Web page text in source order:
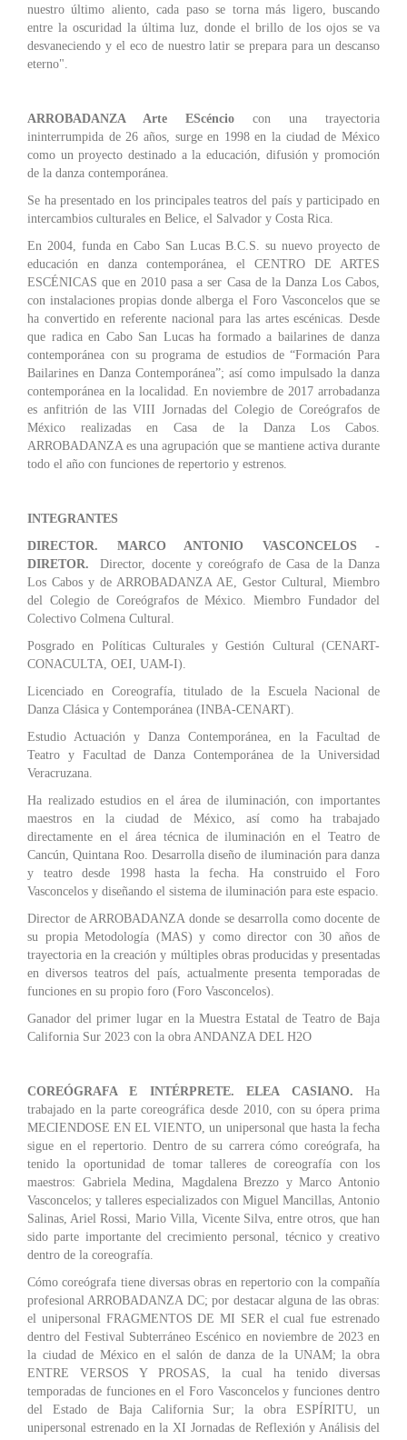
nuestro último aliento, cada paso se torna más ligero, buscando
entre la oscuridad la última luz, donde el brillo de los ojos se va
desvaneciendo y el eco de nuestro latir se prepara para un descanso
eterno".
ARROBADANZA Arte EScéncio con una trayectoria
ininterrumpida de 26 años, surge en 1998 en la ciudad de México
como un proyecto destinado a la educación, difusión y promoción
de la danza contemporánea.
Se ha presentado en los principales teatros del país y participado en
intercambios culturales en Belice, el Salvador y Costa Rica.
En 2004, funda en Cabo San Lucas B.C.S. su nuevo proyecto de
educación en danza contemporánea, el CENTRO DE ARTES
ESCÉNICAS que en 2010 pasa a ser Casa de la Danza Los Cabos,
con instalaciones propias donde alberga el Foro Vasconcelos que se
ha convertido en referente nacional para las artes escénicas. Desde
que radica en Cabo San Lucas ha formado a bailarines de danza
contemporánea con su programa de estudios de “Formación Para
Bailarines en Danza Contemporánea”; así como impulsado la danza
contemporánea en la localidad. En noviembre de 2017 arrobadanza
es anfitrión de las VIII Jornadas del Colegio de Coreógrafos de
México realizadas en Casa de la Danza Los Cabos.
ARROBADANZA es una agrupación que se mantiene activa durante
todo el año con funciones de repertorio y estrenos.
INTEGRANTES
DIRECTOR. MARCO ANTONIO VASCONCELOS -
DIRETOR.Director, docente y coreógrafo de Casa de la Danza
Los Cabos y de ARROBADANZA AE, Gestor Cultural, Miembro
del Colegio de Coreógrafos de México. Miembro Fundador del
Colectivo Colmena Cultural.
Posgrado en Políticas Culturales y Gestión Cultural (CENART-
CONACULTA, OEI, UAM-I).
Licenciado en Coreografía, titulado de la Escuela Nacional de
Danza Clásica y Contemporánea (INBA-CENART).
Estudio Actuación y Danza Contemporánea, en la Facultad de
Teatro y Facultad de Danza Contemporánea de la Universidad
Veracruzana.
Ha realizado estudios en el área de iluminación, con importantes
maestros en la ciudad de México, así como ha trabajado
directamente en el área técnica de iluminación en el Teatro de
Cancún, Quintana Roo. Desarrolla diseño de iluminación para danza
y teatro desde 1998 hasta la fecha. Ha construido el Foro
Vasconcelos y diseñando el sistema de iluminación para este espacio.
Director de ARROBADANZA donde se desarrolla como docente de
su propia Metodología (MAS) y como director con 30 años de
trayectoria en la creación y múltiples obras producidas y presentadas
en diversos teatros del país, actualmente presenta temporadas de
funciones en su propio foro (Foro Vasconcelos).
Ganador del primer lugar en la Muestra Estatal de Teatro de Baja
California Sur 2023 con la obra ANDANZA DEL H2O
COREÓGRAFA E INTÉRPRETE. ELEA CASIANO. Ha
trabajado en la parte coreográfica desde 2010, con su ópera prima
MECIENDOSE EN EL VIENTO, un unipersonal que hasta la fecha
sigue en el repertorio. Dentro de su carrera cómo coreógrafa, ha
tenido la oportunidad de tomar talleres de coreografía con los
maestros: Gabriela Medina, Magdalena Brezzo y Marco Antonio
Vasconcelos; y talleres especializados con Miguel Mancillas, Antonio
Salinas, Ariel Rossi, Mario Villa, Vicente Silva, entre otros, que han
sido parte importante del crecimiento personal, técnico y creativo
dentro de la coreografía.
Cómo coreógrafa tiene diversas obras en repertorio con la compañía
profesional ARROBADANZA DC; por destacar alguna de las obras:
el unipersonal FRAGMENTOS DE MI SER el cual fue estrenado
dentro del Festival Subterráneo Escénico en noviembre de 2023 en
la ciudad de México en el salón de danza de la UNAM; la obra
ENTRE VERSOS Y PROSAS, la cual ha tenido diversas
temporadas de funciones en el Foro Vasconcelos y funciones dentro
del Estado de Baja California Sur; la obra ESPÍRITU, un
unipersonal estrenado en la XI Jornadas de Reflexión y Análisis del